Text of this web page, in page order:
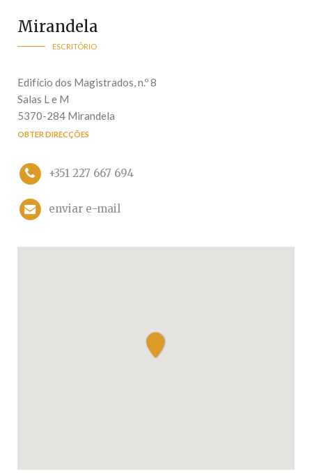
Mirandela
ESCRITÓRIO
Edifício dos Magistrados, n.º 8
Salas L e M
5370-284 Mirandela
OBTER DIRECÇÕES
+351 227 667 694
enviar e-mail